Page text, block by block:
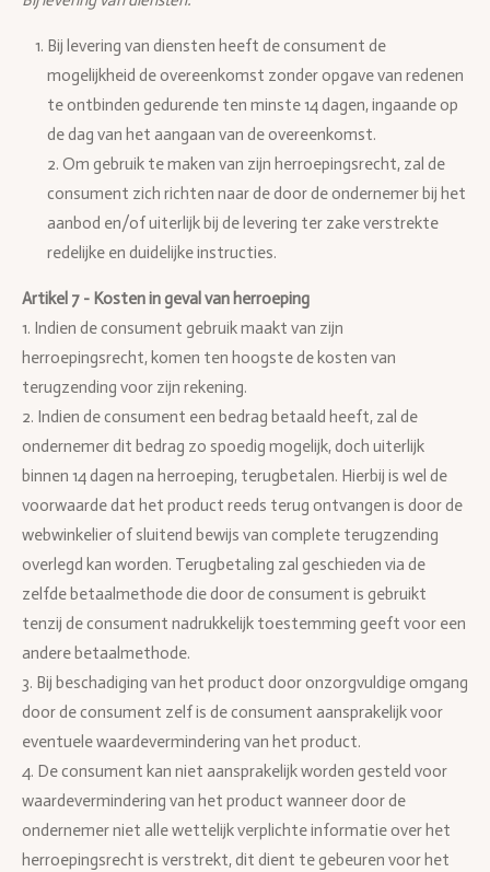
Bij levering van diensten heeft de consument de
mogelijkheid de overeenkomst zonder opgave van redenen
te ontbinden gedurende ten minste 14 dagen, ingaande op
de dag van het aangaan van de overeenkomst.
2. Om gebruik te maken van zijn herroepingsrecht, zal de
consument zich richten naar de door de ondernemer bij het
aanbod en/of uiterlijk bij de levering ter zake verstrekte
redelijke en duidelijke instructies.
Artikel 7 - Kosten in geval van herroeping
1. Indien de consument gebruik maakt van zijn
herroepingsrecht, komen ten hoogste de kosten van
terugzending voor zijn rekening.
2. Indien de consument een bedrag betaald heeft, zal de
ondernemer dit bedrag zo spoedig mogelijk, doch uiterlijk
binnen 14 dagen na herroeping, terugbetalen. Hierbij is wel de
voorwaarde dat het product reeds terug ontvangen is door de
webwinkelier of sluitend bewijs van complete terugzending
overlegd kan worden. Terugbetaling zal geschieden via de
zelfde betaalmethode die door de consument is gebruikt
tenzij de consument nadrukkelijk toestemming geeft voor een
andere betaalmethode.
3. Bij beschadiging van het product door onzorgvuldige omgang
door de consument zelf is de consument aansprakelijk voor
eventuele waardevermindering van het product.
4. De consument kan niet aansprakelijk worden gesteld voor
waardevermindering van het product wanneer door de
ondernemer niet alle wettelijk verplichte informatie over het
herroepingsrecht is verstrekt, dit dient te gebeuren voor het